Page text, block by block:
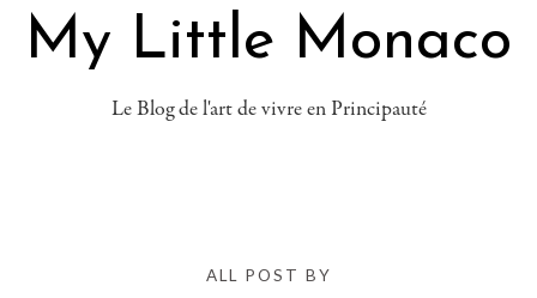
My Little Monaco
Le Blog de l'art de vivre en Principauté
ALL POST BY